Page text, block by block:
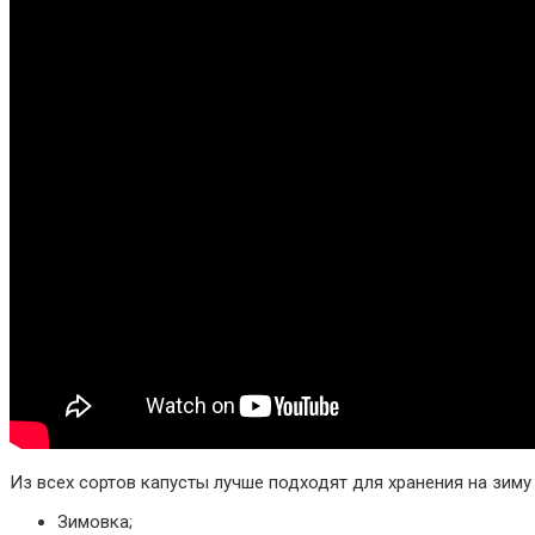
Из всех сортов капусты лучше подходят для хранения на зиму
Зимовка;